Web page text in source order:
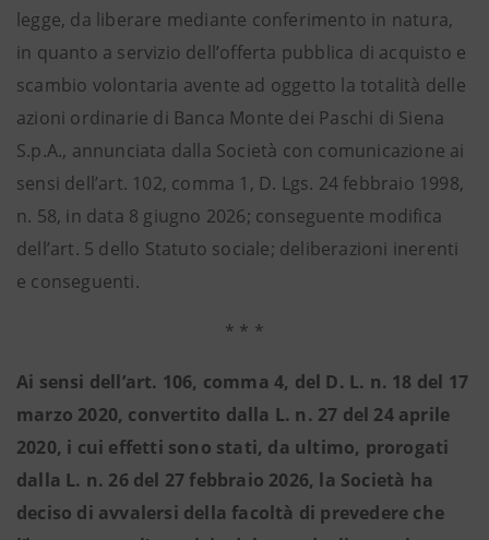
legge, da liberare mediante conferimento in natura,
in quanto a servizio dell’offerta pubblica di acquisto e
scambio volontaria avente ad oggetto la totalità delle
azioni ordinarie di Banca Monte dei Paschi di Siena
S.p.A., annunciata dalla Società con comunicazione ai
sensi dell’art. 102, comma 1, D. Lgs. 24 febbraio 1998,
n. 58, in data 8 giugno 2026; conseguente modifica
dell’art. 5 dello Statuto sociale; deliberazioni inerenti
e conseguenti.
* * *
Ai sensi dell’art. 106, comma 4, del D. L. n. 18 del 17
marzo 2020, convertito dalla L. n. 27 del 24 aprile
2020, i cui effetti sono stati, da ultimo, prorogati
dalla L. n. 26 del 27 febbraio 2026, la Società ha
deciso di avvalersi della facoltà di prevedere che